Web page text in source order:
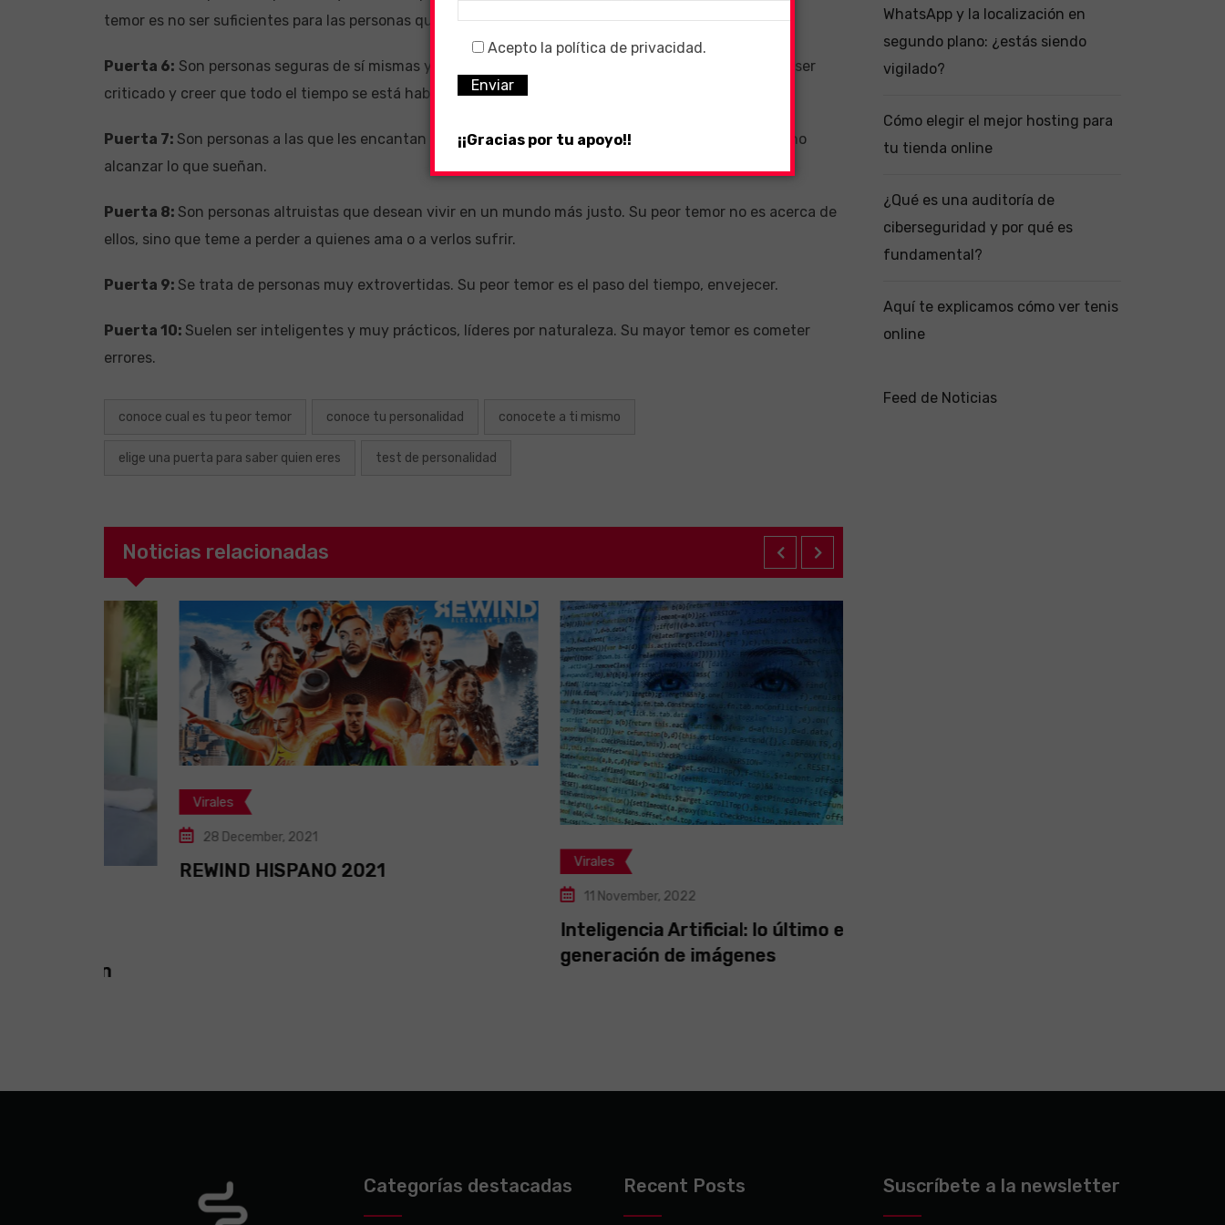
temor es no ser suficientes para las personas que los rodean.
Puerta 6: Son personas seguras de sí mismas y con mucho ego, sin embargo, su peor miedo es el de ser
criticado y creer que todo el tiempo se está hablando de ellas.
Puerta 7: Son personas a las que les encantan los misterios y los desafíos. Su mayor temor es el de no
alcanzar lo que sueñan.
Puerta 8: Son personas altruistas que desean vivir en un mundo más justo. Su peor temor no es acerca de
ellos, sino que teme a perder a quienes ama o a verlos sufrir.
Puerta 9: Se trata de personas muy extrovertidas. Su peor temor es el paso del tiempo, envejecer.
Puerta 10: Suelen ser inteligentes y muy prácticos, líderes por naturaleza. Su mayor temor es cometer
errores.
conoce cual es tu peor temor conoce tu personalidad conocete a ti mismo
elige una puerta para saber quien eres test de personalidad
Noticias relacionadas
Virales
28 December, 2021
REWIND HISPANO 2021
11 November, 2022
Inteligencia Artificial: lo último en
generación de imágenes
WhatsApp y la localización en
segundo plano: ¿estás siendo
vigilado?
Cómo elegir el mejor hosting para
tu tienda online
¿Qué es una auditoría de
ciberseguridad y por qué es
fundamental?
Aquí te explicamos cómo ver tenis
online
Feed de Noticias
Categorías destacadas Recent Posts Suscríbete a la newsletter
Acepto la política de privacidad.
¡¡Gracias por tu apoyo!!